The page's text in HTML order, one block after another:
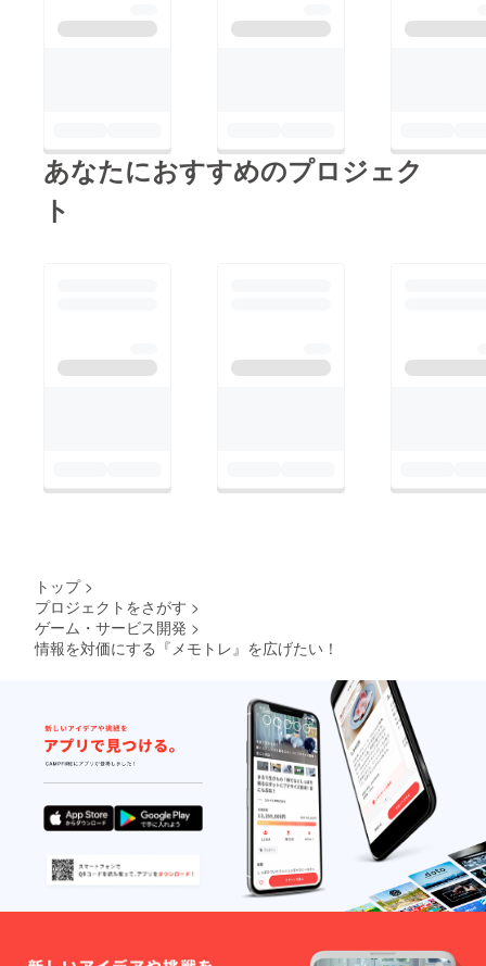
あなたにおすすめのプロジェク
ト
トップ >
プロジェクトをさがす >
ゲーム・サービス開発 >
情報を対価にする『メモトレ』を広げたい！